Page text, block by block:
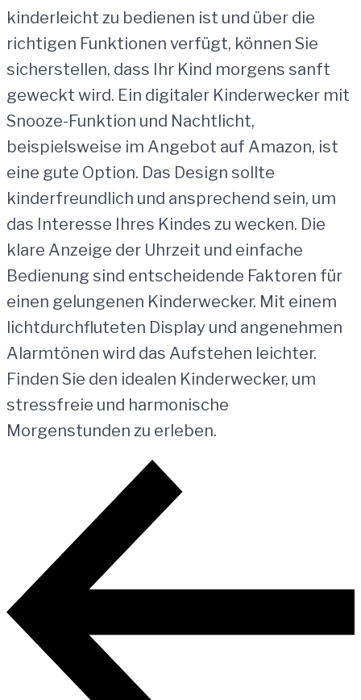
kinderleicht zu bedienen ist und über die
richtigen Funktionen verfügt, können Sie
sicherstellen, dass Ihr Kind morgens sanft
geweckt wird. Ein digitaler Kinderwecker mit
Snooze-Funktion und Nachtlicht,
beispielsweise im Angebot auf Amazon, ist
eine gute Option. Das Design sollte
kinderfreundlich und ansprechend sein, um
das Interesse Ihres Kindes zu wecken. Die
klare Anzeige der Uhrzeit und einfache
Bedienung sind entscheidende Faktoren für
einen gelungenen Kinderwecker. Mit einem
lichtdurchfluteten Display und angenehmen
Alarmtönen wird das Aufstehen leichter.
Finden Sie den idealen Kinderwecker, um
stressfreie und harmonische
Morgenstunden zu erleben.
Beitragsnavigation